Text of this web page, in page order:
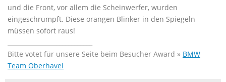
und die Front, vor allem die Scheinwerfer, wurden
eingeschrumpft. Diese orangen Blinker in den Spiegeln
müssen sofort raus!
Bitte votet für unsere Seite beim Besucher Award » BMW
Team Oberhavel